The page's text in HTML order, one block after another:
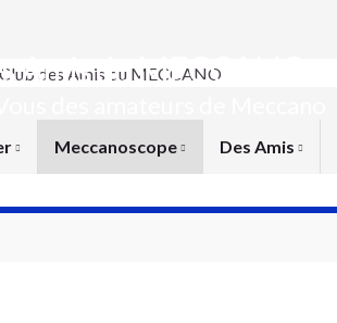
Amis du MECCANO
Meccanoscope Des Amis